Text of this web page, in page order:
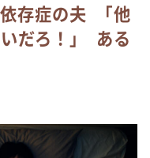
依存症の夫 ｢他
だろ！｣ ある